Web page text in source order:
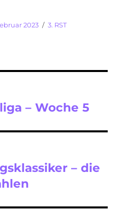
2023 Kategorien
3. RST
– Woche 5
– die